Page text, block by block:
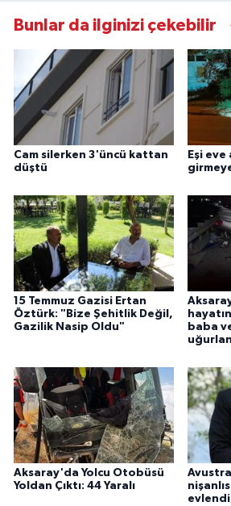
Bunlar da ilginizi çekebilir
Cam silerken 3'üncü kattan
düştü
Eşi eve
15 Temmuz Gazisi Ertan
Öztürk: "Bize Şehitlik Değil,
Gazilik Nasip Oldu"
baba
Aksaray'da Yolcu Otobüsü
Yoldan Çıktı: 44 Yaralı
evlendi